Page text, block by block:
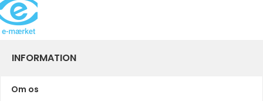
INFORMATION
Om os